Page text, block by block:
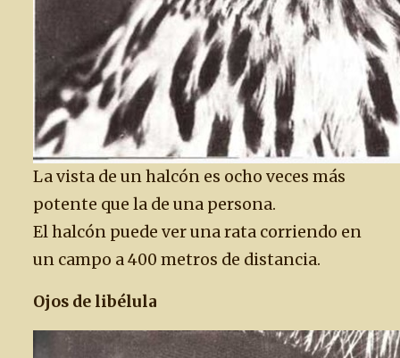
La vista de un halcón es ocho veces más
potente que la de una persona.
El halcón puede ver una rata corriendo en
un campo a 400 metros de distancia.
Ojos de libélula